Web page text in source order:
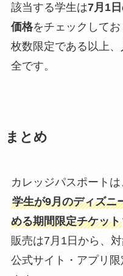
該当する学生は7月1
価格をチェックしてお
枚数限定である以上
全です。
まとめ
カレッジパスポートは
学生が9月のディズニ
める期間限定チケット
販売は7月1日から、
公式サイト・アプリ